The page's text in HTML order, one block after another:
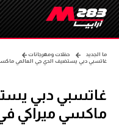
ما الجديد
حفلات ومهرجانات
غاتسبي دبي يستضيف الدي جي العالمي
غاتسبي دبي
ماكسي ميراكي